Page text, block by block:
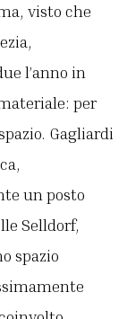
visto che
l’anno in
per
Gagliardi
un posto
Selldorf,
spazio